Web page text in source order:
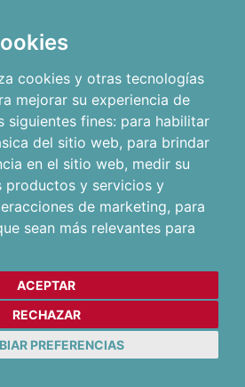
cookies y otras tecnologías
mejorar su experiencia de
siguientes fines: para habilitar
del sitio web, para brindar
en el sitio web, medir su
productos y servicios y
de marketing, para
sean más relevantes para
ACEPTAR
RECHAZAR
PREFERENCIAS